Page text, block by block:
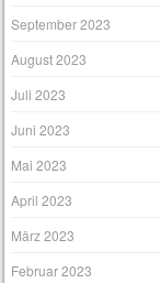
September 2023
August 2023
Juli 2023
Juni 2023
Mai 2023
April 2023
März 2023
Februar 2023